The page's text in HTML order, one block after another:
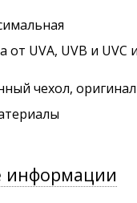
от UVA, UVB и UVC
чехол,
информации